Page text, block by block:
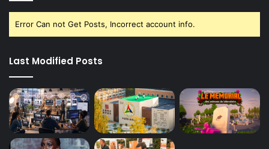
Error Can not Get Posts, Incorrect account info.
Last Modified Posts